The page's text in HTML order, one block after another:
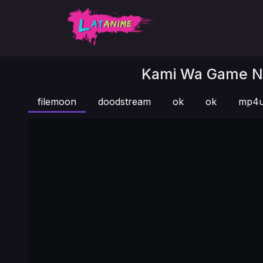
Kami Wa Game
filemoon doodstream ok ok